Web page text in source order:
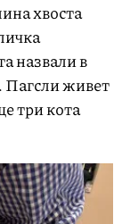
хвоста
назвали в
Пагсли живет
три кота